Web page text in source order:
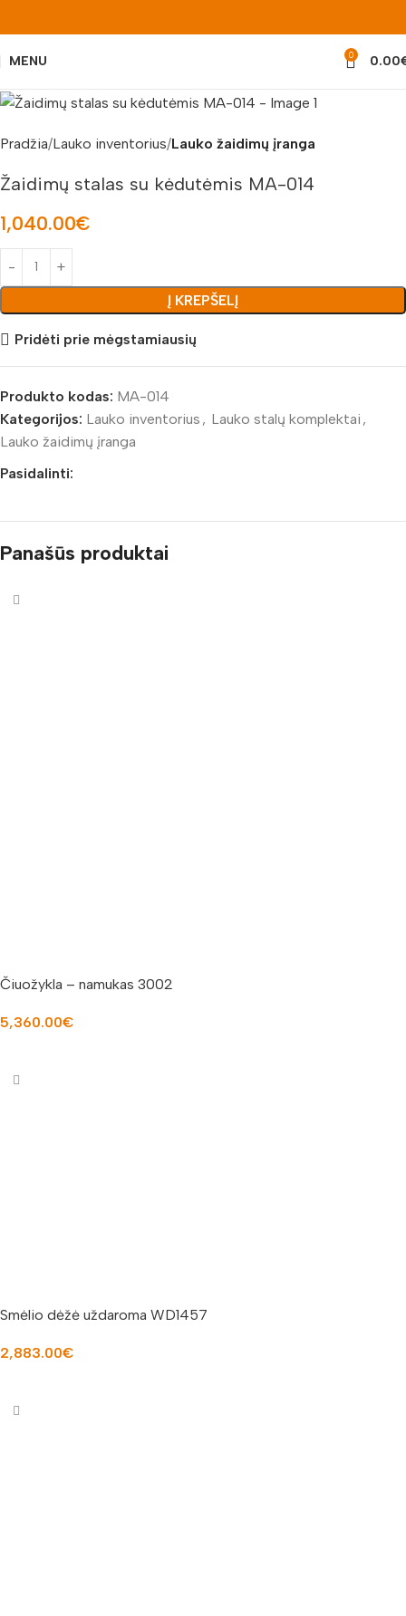
MENU 0 0.00
Pradžia Lauko inventorius Lauko žaidimų įranga
Žaidimų stalas su kėdutėmis MA-014
1,040.00€
Į KREPŠELĮ
Pridėti prie mėgstamiausių
Produkto kodas: MA-014
Kategorijos: Lauko inventorius , Lauko stalų komplektai ,
Lauko žaidimų įranga
Pasidalinti:
Panašūs produktai
Čiuožykla – namukas 3002
5,360.00€
Smėlio dėžė uždaroma WD1457
2,883.00€